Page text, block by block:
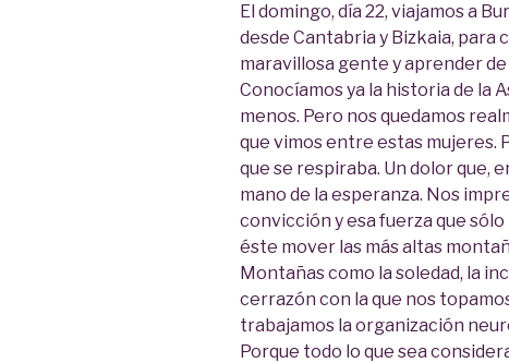
El domingo, día 22, viajamos a
desde Cantabria y Bizkaia, para
maravillosa gente y aprender
Conocíamos ya la historia de la
menos. Pero nos quedamos
que vimos entre estas mujeres.
que se respiraba. Un dolor que,
mano de la esperanza. Nos
convicción y esa fuerza que
éste mover las más altas
Montañas como la soledad, la
cerrazón con la que nos
trabajamos la organización
Porque todo lo que sea